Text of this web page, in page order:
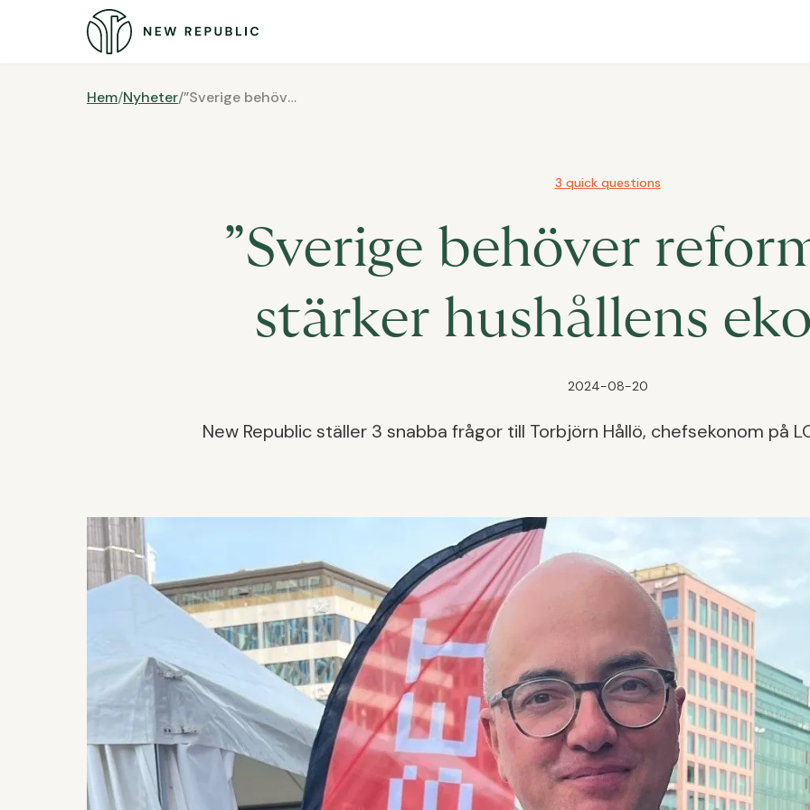
Hem/Nyheter/ ”Sverige behöver reformer som stärker hushållens ekonomi”
3 quick questions
”Sverige behöver
stärker hushållens
2024-08-20
New Republic ställer 3 snabba frågor till Torbjörn Hållö, chefsekonom på